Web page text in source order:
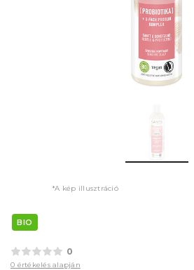
*A kép illusztráció
BIO
0
0 értékelés alapján